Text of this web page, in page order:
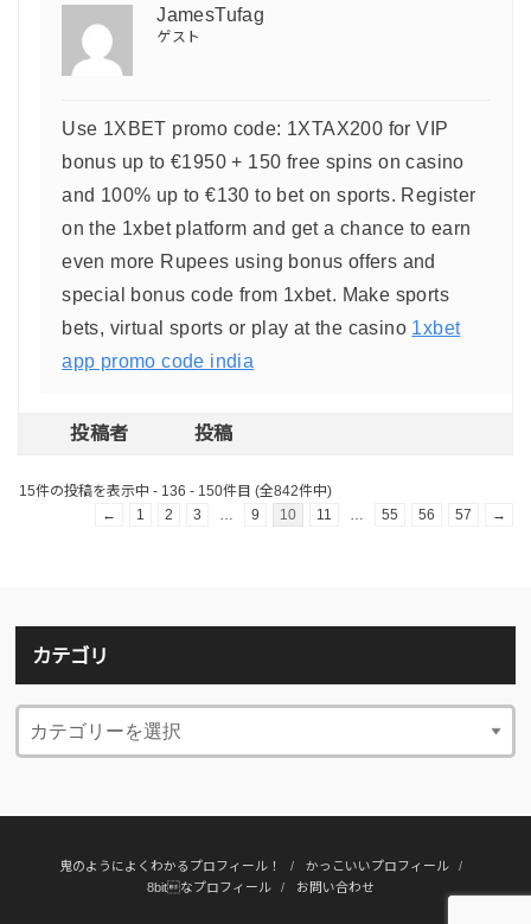
JamesTufag
ゲスト
Use 1XBET promo code: 1XTAX200 for VIP
bonus up to €1950 + 150 free spins on casino
and 100% up to €130 to bet on sports. Register
on the 1xbet platform and get a chance to earn
even more Rupees using bonus offers and
special bonus code from 1xbet. Make sports
bets, virtual sports or play at the casino 1xbet
app promo code india
投稿者 投稿
15件の投稿を表示中 - 136 - 150件目 (全842件中)
←
1 2 3 9 10 11 55 56 57 →
カテゴリ
鬼のようによくわかるプロフィール！
かっこいいプロフィール
8bitなプロフィール
お問い合わせ